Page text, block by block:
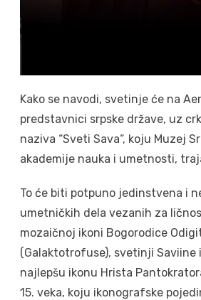
Kako se navodi, svetinje će na
predstavnici srpske države, uz
naziva “Sveti Sava“, koju Muzej
akademije nauka i umetnosti,
To će biti potpuno jedinstvena i
umetničkih dela vezanih za
mozaičnoj ikoni Bogorodice
(Galaktotrofuse), svetinji Saviine
najlepšu ikonu Hrista
15. veka, koju ikonografske